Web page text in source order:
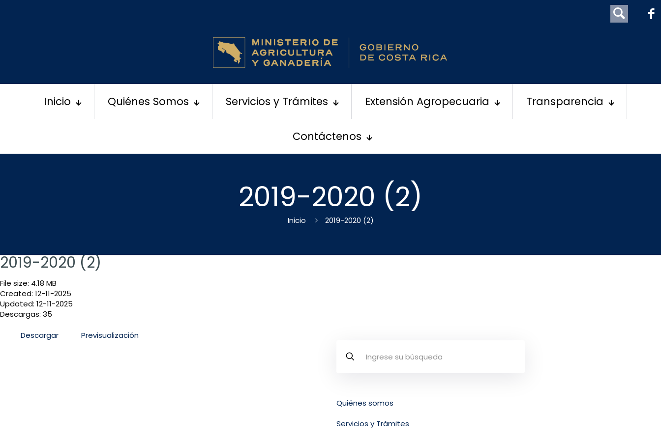
Inicio Quiénes Somos Servicios y Trámites Extensión Agropecuaria Transparencia
Contáctenos
2019-2020 (2)
Inicio 2019-2020 (2)
2019-2020 (2)
File size: 4.18 MB
Created: 12-11-2025
Updated: 12-11-2025
Descargas: 35
Descargar Previsualización
Quiénes somos
Servicios y Trámites